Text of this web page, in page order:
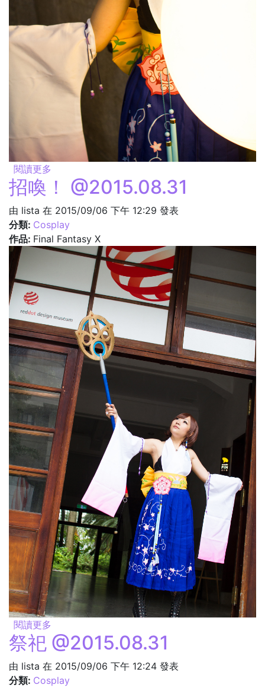
閱讀更多
招喚！ @2015.08.31
由 lista 在 2015/09/06 下午 12:29 發表
分類: Cosplay
作品: Final Fantasy X
閱讀更多
祭祀 @2015.08.31
由 lista 在 2015/09/06 下午 12:24 發表
分類: Cosplay